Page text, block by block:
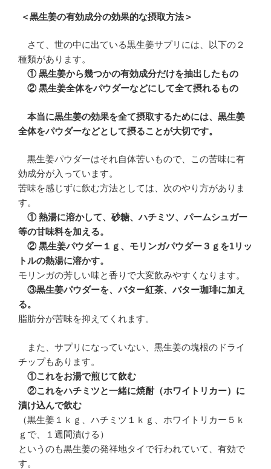
＜黒生姜の有効成分の効果的な摂取方法＞
さて、世の中に出ている黒生姜サプリには、以下の２
種類があります。
① 黒生姜から幾つかの有効成分だけを抽出したもの
② 黒生姜全体をパウダーなどにして全て摂れるもの
本当に黒生姜の効果を全て摂取するためには、黒生姜
全体をパウダーなどとして摂ることが大切です。
黒生姜パウダーはそれ自体苦いもので、この苦味に有
効成分が入っています。
苦味を感じずに飲む方法としては、次のやり方がありま
す。
① 熱湯に溶かして、砂糖、ハチミツ、パームシュガー
等の甘味料を加える。
② 黒生姜パウダー１ｇ、モリンガパウダー３ｇを1リッ
トルの熱湯に溶かす。
モリンガの芳しい味と香りで大変飲みやすくなります。
③黒生姜パウダーを、バター紅茶、バター珈琲に加え
る。
脂肪分が苦味を抑えてくれます。
また、サプリになっていない、黒生姜の塊根のドライ
チップもあります。
①これをお湯で煎じて飲む
②これをハチミツと一緒に焼酎（ホワイトリカー）に
漬け込んで飲む
（黒生姜１ｋｇ、ハチミツ１ｋｇ、ホワイトリカー５ｋ
ｇで、１週間漬ける）
というのも黒生姜の発祥地タイで行われていて、有効で
す。